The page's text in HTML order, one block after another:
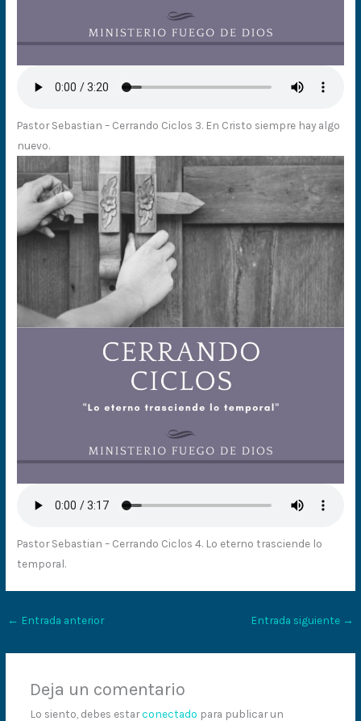
Pastor Sebastian – Cerrando Ciclos 3. En Cristo siempre hay algo
nuevo.
Pastor Sebastian – Cerrando Ciclos 4. Lo eterno trasciende lo
temporal.
← Entrada anterior Entrada siguiente →
Deja un comentario
Lo siento, debes estarconectado para publicar un